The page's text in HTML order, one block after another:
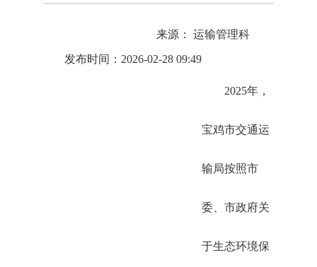
来源： 运输管理科
发布时间：2026-02-28 09:49
2025年，
宝鸡市交通运
输局按照市
委、市政府关
于生态环境保